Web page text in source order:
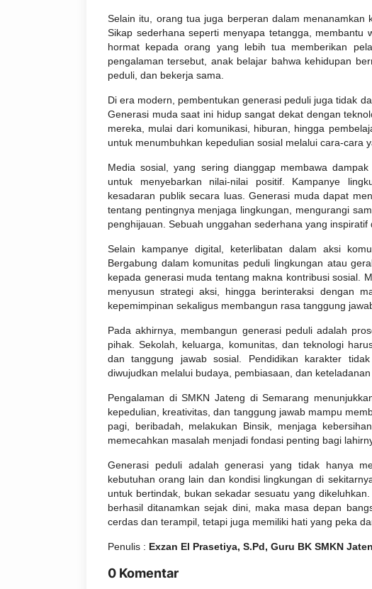
Selain itu, orang tua juga berperan dalam menanamkan
Sikap sederhana seperti menyapa tetangga,
hormat kepada orang yang lebih tua memberikan
pengalaman tersebut, anak belajar bahwa kehidupan
peduli, dan bekerja sama.
Di era modern, pembentukan generasi peduli juga tidak
Generasi muda saat ini hidup sangat dekat dengan
mereka, mulai dari komunikasi, hiburan, hingga
untuk menumbuhkan kepedulian sosial melalui cara-cara
Media sosial, yang sering dianggap membawa
untuk menyebarkan nilai-nilai positif. Kampanye
kesadaran publik secara luas. Generasi muda dapat
tentang pentingnya menjaga lingkungan, mengurangi
penghijauan. Sebuah unggahan sederhana yang
Selain kampanye digital, keterlibatan dalam aksi
Bergabung dalam komunitas peduli lingkungan atau
kepada generasi muda tentang makna kontribusi sosial.
menyusun strategi aksi, hingga berinteraksi dengan
kepemimpinan sekaligus membangun rasa tanggung
Pada akhirnya, membangun generasi peduli adalah
pihak. Sekolah, keluarga, komunitas, dan teknologi
dan tanggung jawab sosial. Pendidikan karakter
diwujudkan melalui budaya, pembiasaan, dan keteladanan
Pengalaman di SMKN Jateng di Semarang
kepedulian, kreativitas, dan tanggung jawab mampu
pagi, beribadah, melakukan Binsik, menjaga
memecahkan masalah menjadi fondasi penting bagi
Generasi peduli adalah generasi yang tidak hanya
kebutuhan orang lain dan kondisi lingkungan di
untuk bertindak, bukan sekadar sesuatu yang
berhasil ditanamkan sejak dini, maka masa depan
cerdas dan terampil, tetapi juga memiliki hati yang peka
Penulis : Exzan El Prasetiya, S.Pd, Guru BK SMKN
0 Komentar